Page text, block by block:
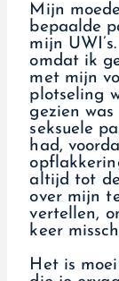
Mijn
bepaalde
mijn
omdat ik
met mijn
plotseling
gezien
seksuele
had,
altijd tot
over mijn
vertellen,
keer
Het is